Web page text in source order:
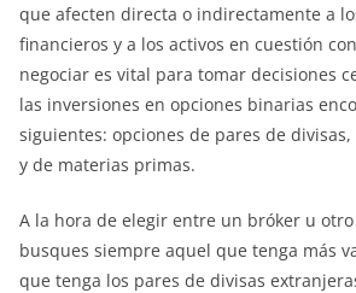
que afecten directa o indirectamente a
financieros y a los activos en cuestión
negociar es vital para tomar decisiones
las inversiones en opciones binarias
siguientes: opciones de pares de
y de materias primas.
A la hora de elegir entre un bróker u
busques siempre aquel que tenga más
que tenga los pares de divisas